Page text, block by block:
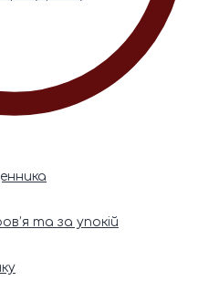
та за упокій